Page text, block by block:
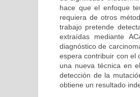
hace que el enfoque
requiera de otros
trabajo pretende
extraídas mediante
diagnóstico de
espera contribuir con el
una nueva técnica en
detección de la
obtiene un resultado